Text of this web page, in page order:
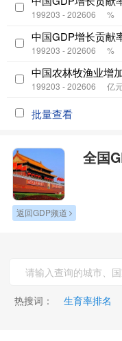
199203 - 202606 %
中国GDP增长贡献
199203 - 202606 %
中国农林牧渔业增
199203 - 202606 亿
批量查看
全国
返回GDP频道
热搜词： 生育率排名